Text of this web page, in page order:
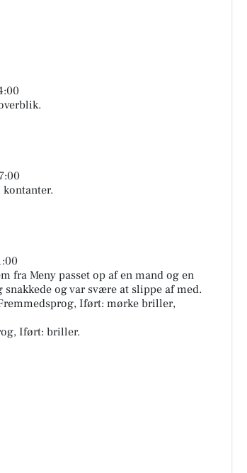
fra Meny passet op af en mand og en
og var svære at slippe af med.
Iført: mørke briller,
Iført: briller.